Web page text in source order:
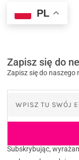
PL
Zapisz się do
Zapisz się do naszego
Subskrybując,